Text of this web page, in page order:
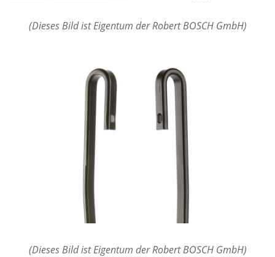
(Dieses Bild ist Eigentum der Robert BOSCH GmbH)
(Dieses Bild ist Eigentum der Robert BOSCH GmbH)